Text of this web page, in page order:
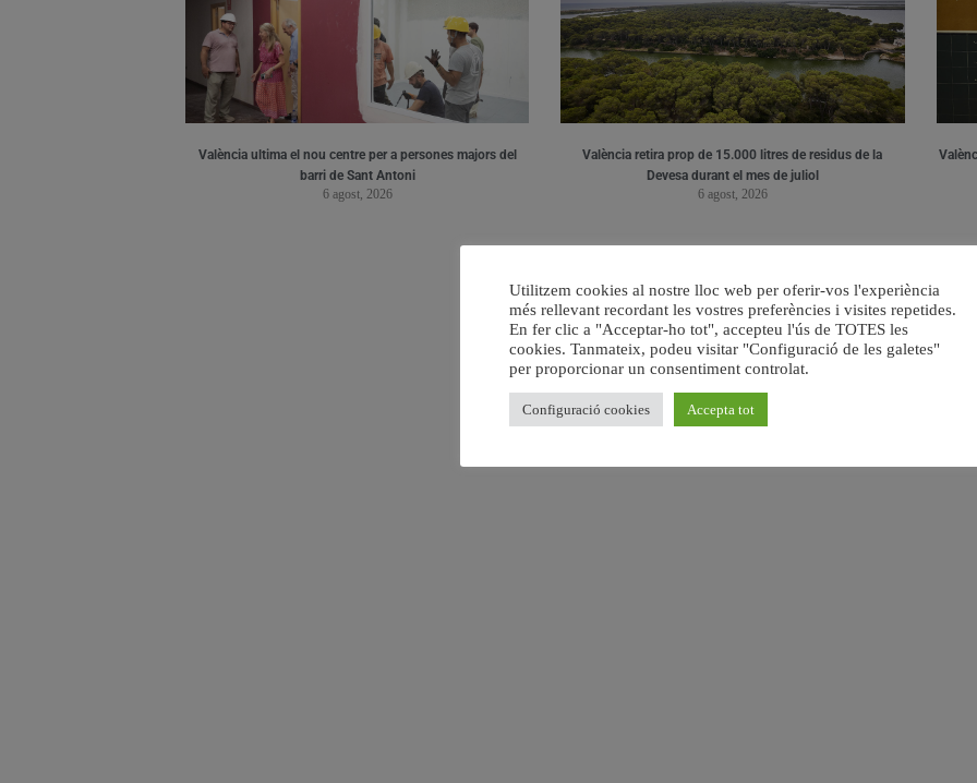
València ultima el nou centre per a persones majors del
barri de Sant Antoni
6 agost, 2026
València retira prop de 15.000 litres de residus de la
Devesa durant el mes de juliol
6 agost, 2026
Utilitzem cookies al nostre lloc web per oferir-vos l'experiència
més rellevant recordant les vostres preferències i visites repetides.
En fer clic a "Acceptar-ho tot", accepteu l'ús de TOTES les
cookies. Tanmateix, podeu visitar "Configuració de les galetes"
per proporcionar un consentiment controlat.
Configuració cookies Accepta tot